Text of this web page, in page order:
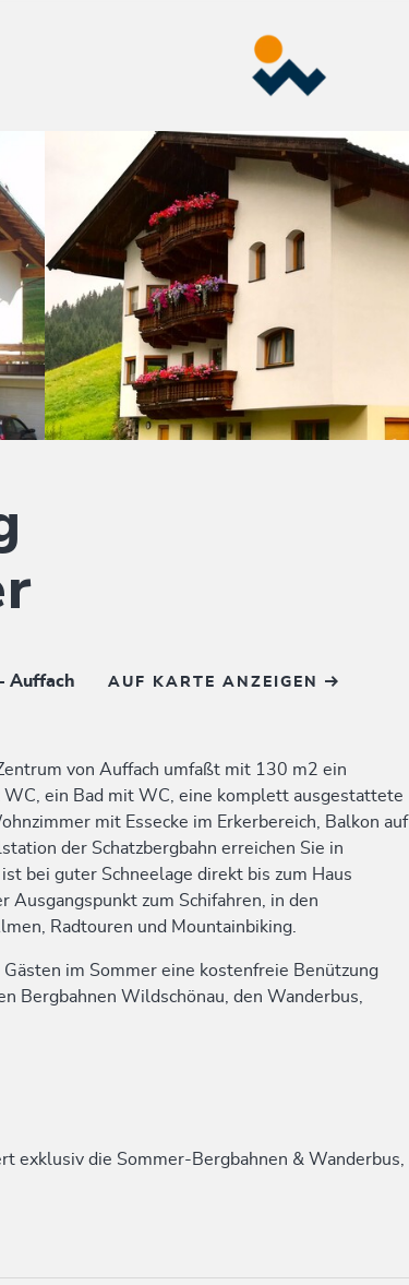
Auffach AUF KARTE ANZEIGEN
von Auffach umfaßt mit 130 m2 ein
ein Bad mit WC, eine komplett ausgestattete
mit Essecke im Erkerbereich, Balkon auf
der Schatzbergbahn erreichen Sie in
bei guter Schneelage direkt bis zum Haus
zum Schifahren, in den
Radtouren und Mountainbiking.
im Sommer eine kostenfreie Benützung
Bergbahnen Wildschönau, den Wanderbus,
exklusiv die Sommer-Bergbahnen & Wanderbus,